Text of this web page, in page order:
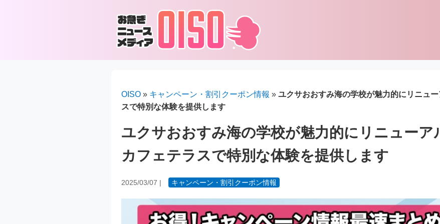
OISO » キャンペーン・割引クーポン情報 » ユクサおおすみ海の学校が魅力的にリニュ
スで特別な体験を提供します
ユクサおおすみ海の学校が魅力的にリニューア
カフェテラスで特別な体験を提供します
2025/03/07 | キャンペーン・割引クーポン情報